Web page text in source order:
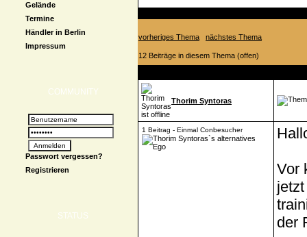
Gelände
Termine
Händler in Berlin
Impressum
COMMUNITY
Passwort vergessen?
Registrieren
STATUS
vorheriges Thema nächstes Thema
12 Beiträge in diesem Thema (offen)
Thorim Syntoras
1 Beitrag - Einmal Conbesucher
Vor
der